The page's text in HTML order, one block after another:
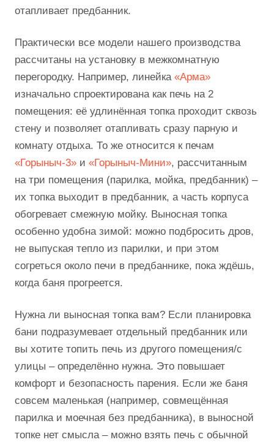
отапливает предбанник.
Практически все модели нашего производства
рассчитаны на установку в межкомнатную
перегородку. Например, линейка «Арма»
изначально спроектирована как печь на 2
помещения: её удлинённая топка проходит сквозь
стену и позволяет отапливать сразу парную и
комнату отдыха. То же относится к печам
«Горыныч-3» и «Горыныч-Мини», рассчитанным
на три помещения (парилка, мойка, предбанник) –
их топка выходит в предбанник, а часть корпуса
обогревает смежную мойку. Выносная топка
особенно удобна зимой: можно подбросить дров,
не выпуская тепло из парилки, и при этом
согреться около печи в предбаннике, пока ждёшь,
когда баня прогреется.
Нужна ли выносная топка вам? Если планировка
бани подразумевает отдельный предбанник или
вы хотите топить печь из другого помещения/с
улицы – определённо нужна. Это повышает
комфорт и безопасность парения. Если же баня
совсем маленькая (например, совмещённая
парилка и моечная без предбанника), в выносной
топке нет смысла – можно взять печь с обычной